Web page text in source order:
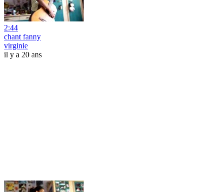
2:44
chant fanny
virginie
il y a 20 ans